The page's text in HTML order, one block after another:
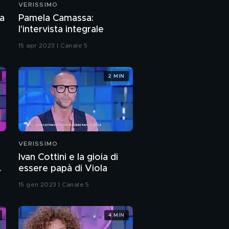
l'intervista integrale
Romina Power: "Torno
a vivere in Puglia"
Nel cuore di Romina
Romina Power e
l'amore
e Romina Carrisi:
mamma e figlie
VERISSIMO
Pamela Camassa:
l'intervista integrale
15 apr 2023 | Canale 5
VERISSIMO
Ivan Cottini e la gioia di
essere papà di Viola
15 gen 2023 | Canale 5
2 MIN
4 MIN